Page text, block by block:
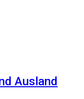
Ausland